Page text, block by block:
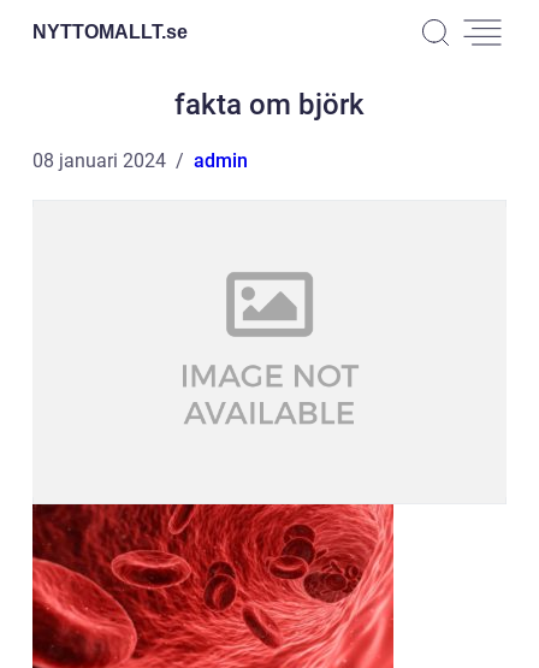
NYTTOMALLT.se
fakta om björk
08 januari 2024 admin